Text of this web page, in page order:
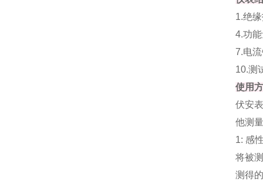
1.绝
4.功
7.电
10.测
使用
伏安
他测
1: 感
将被
测得